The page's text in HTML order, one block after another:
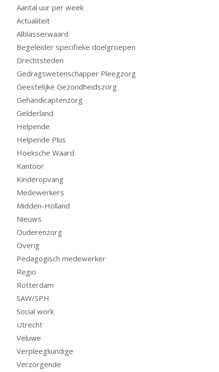
Aantal uur per week
Actualiteit
Alblasserwaard
Begeleider specifieke doelgroepen
Drechtsteden
Gedragswetenschapper Pleegzorg
Geestelijke Gezondheidszorg
Gehandicaptenzorg
Gelderland
Helpende
Helpende Plus
Hoeksche Waard
Kantoor
Kinderopvang
Medewerkers
Midden-Holland
Nieuws
Ouderenzorg
Overig
Pedagogisch medewerker
Regio
Rotterdam
SAW/SPH
Social work
Utrecht
Veluwe
Verpleegkundige
Verzorgende